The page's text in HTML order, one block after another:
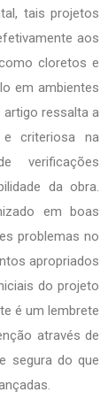
tais projetos
aos
cloretos e
em ambientes
ressalta a
e criteriosa na
verificações
da obra.
em boas
problemas no
apropriados
do projeto
é um lembrete
através de
segura do que